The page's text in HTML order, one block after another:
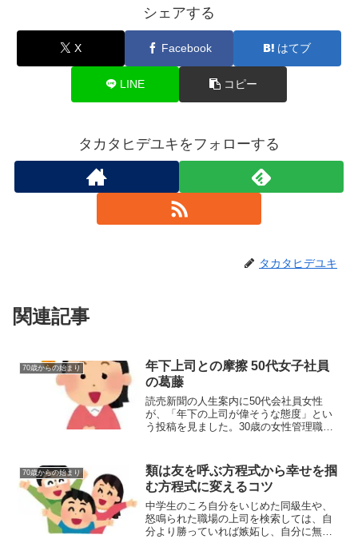
シェアする
X Facebook はてブ
LINE コピー
タカタヒデユキをフォローする
タカタヒデユキ
関連記事
70歳からの始まり
年下上司との摩擦 50代女子社員
の葛藤
読売新聞の人生案内に50代会社員女性
が、「年下の上司が偉そうな態度」とい
う投稿を見ました。30歳の女性管理職
い言い方をしてほしい」とお願いして
も、「自分が悪いのに逆ギレ...
70歳からの始まり
類は友を呼ぶ方程式から幸せを掴
む方程式に変えるコツ
中学生のころ自分をいじめた同級生や、
怒鳴られた職場の上司を検索しては、自
分より勝っていれば嫉妬し、自分に無い